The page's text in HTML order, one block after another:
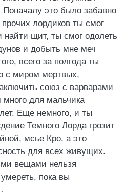
это было забавно
лордиков ты смог
щит, ты смог одолеть
и добыть мне меч
всего за полгода ты
с миром мертвых,
союз с варварами
для мальчика
Еще немного, и ты
Темного Лорда грозит
мсье Кро, а это
для всех живущих.
вещами нельзя
пока вы